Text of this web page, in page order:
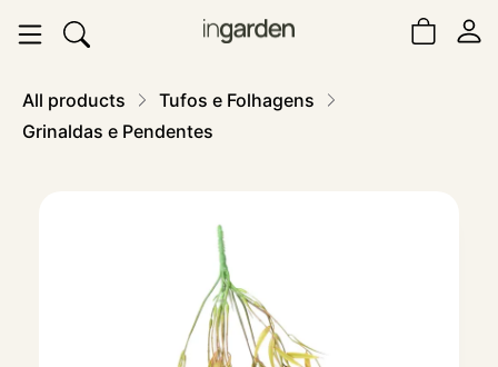
All products
Tufos e Folhagens
Grinaldas e Pendentes